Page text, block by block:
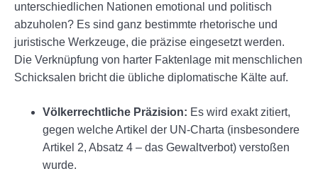
unterschiedlichen Nationen emotional und politisch
abzuholen? Es sind ganz bestimmte rhetorische und
juristische Werkzeuge, die präzise eingesetzt werden.
Die Verknüpfung von harter Faktenlage mit menschlichen
Schicksalen bricht die übliche diplomatische Kälte auf.
Völkerrechtliche Präzision: Es wird exakt zitiert,
gegen welche Artikel der UN-Charta (insbesondere
Artikel 2, Absatz 4 – das Gewaltverbot) verstoßen
wurde.